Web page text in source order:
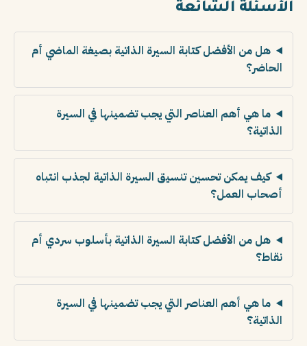
الأسئلة الشائعة
هل من الأفضل كتابة السيرة الذاتية بصيغة الماضي أم
الحاضر؟
ما هي أهم العناصر التي يجب تضمينها في السيرة
الذاتية؟
كيف يمكن تحسين تنسيق السيرة الذاتية لجذب انتباه
أصحاب العمل؟
هل من الأفضل كتابة السيرة الذاتية بأسلوب سردي أم
نقاط؟
ما هي أهم العناصر التي يجب تضمينها في السيرة
الذاتية؟